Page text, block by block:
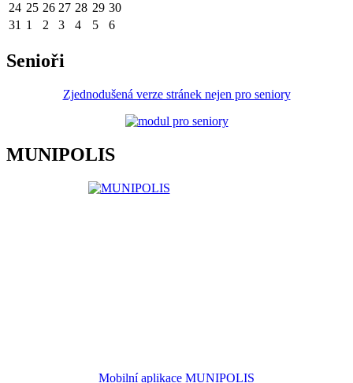
24 25 26 27 28 29 30
31 1 2 3 4 5 6
Senioři
Zjednodušená verze stránek nejen pro seniory
MUNIPOLIS
Mobilní aplikace MUNIPOLIS